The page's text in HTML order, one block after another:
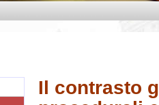
Il contrasto